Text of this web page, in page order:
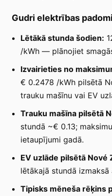
Gudri elektrības
Lētākā stunda šodien:
/kWh — plānojiet
Izvairieties no
€ 0.2478 /kWh pilsētā
trauku mašīnu vai EV
Trauku mašīna pilsētā
stundā ~€ 0.13;
ietaupījumi gadā.
EV uzlāde pilsētā Nové
lētākajā stundā
Tipisks mēneša rēķins